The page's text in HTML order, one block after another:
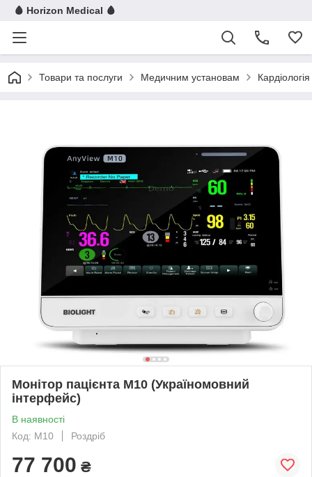
🩸 Horizon Medical 🩸
Товари та послуги Медичним установам Кардіологія
Монітор пацієнта M10 (Україномовний
інтерфейс)
В наявності
Код: M10
Роздріб
77 700 ₴